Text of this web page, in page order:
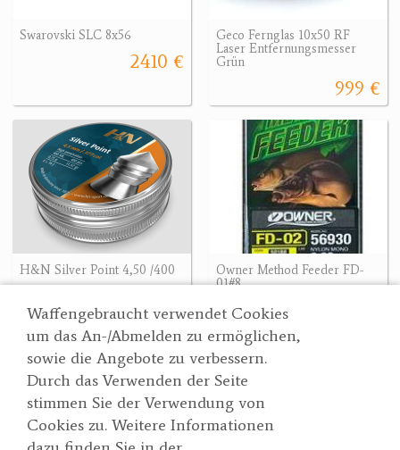
Waffengebraucht verwendet Cookies
um das An-/Abmelden zu ermöglichen,
sowie die Angebote zu verbessern.
Durch das Verwenden der Seite
stimmen Sie der Verwendung von
Cookies zu. Weitere Informationen
Swarovski SLC 8x56
2410 €
Geco Fernglas 10x50 RF
Laser Entfernungsmesser
Grün
999 €
H&N Silver Point 4,50 /400
Owner Method Feeder FD-
01#8
Suche
Partner
AGBs
Wertgarner 1820
Jagd & SporthandelsgmbH
Dr. Karl-Renner-Straße 48